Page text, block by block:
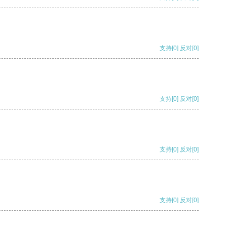
支持[0] 反对[0]
支持[0] 反对[0]
支持[0] 反对[0]
支持[0] 反对[0]